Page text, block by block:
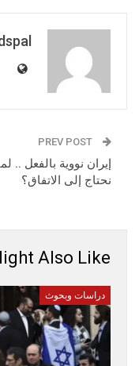
إيران نووية بالفعل ..
نحتاج إلى الاتفاق؟
Also Like
دراسات وبحوث